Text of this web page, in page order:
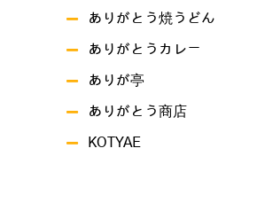
ありがとう焼うどん
ありがとうカレー
ありが亭
ありがとう商店
KOTYAE